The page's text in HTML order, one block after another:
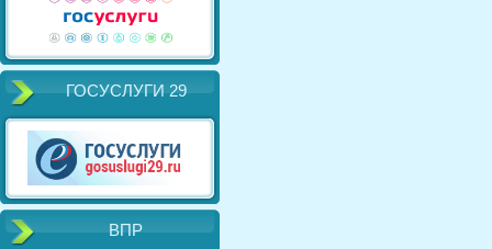
ГОСУСЛУГИ 29
ВПР